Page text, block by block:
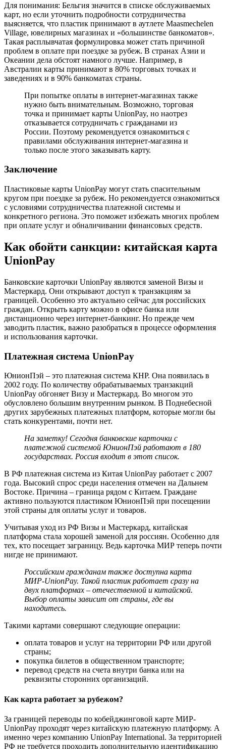
Для понимания: Бельгия значится в списке обслуживаемых
карт, но если уточнить подробности сотрудничества
выясняется, что пластик принимают в аутлете Maasmechelen
Village, ювелирных магазинах и «большинстве банкоматов».
Такая расплывчатая формулировка может стать причиной
проблем в оплате при поездке за рубеж. В странах Азии и
Океании дела обстоят намного лучше. Например, в
Австралии карты принимают в 80% торговых точках и
заведениях и в 90% банкоматах страны.
При попытке оплаты в интернет-магазинах также
нужно быть внимательным. Возможно, торговая
точка и принимает карты UnionPay, но наотрез
отказывается сотрудничать с гражданами из
России. Поэтому рекомендуется ознакомиться с
правилами обслуживания интернет-магазина и
только после этого заказывать карту.
Заключение
Пластиковые карты UnionPay могут стать спасительным
кругом при поездке за рубеж. Но рекомендуется ознакомиться
с условиями сотрудничества платежной системы и
конкретного региона. Это поможет избежать многих проблем
при оплате услуг и обналичивании финансовых средств.
Как обойти санкции: китайская карта
UnionPay
Банковские карточки UnionPay являются заменой Визы и
Мастеркард. Они открывают доступ к транзакциям за
границей. Особенно это актуально сейчас для российских
граждан. Открыть карту можно в офисе банка или
дистанционно через интернет-банкинг. Но прежде чем
заводить пластик, важно разобраться в процессе оформления
и использования карточки.
Платежная система UnionPay
ЮнионПэй – это платежная система КНР. Она появилась в
2002 году. По количеству обрабатываемых транзакций
UnionPay обгоняет Визу и Мастеркард. Во многом это
обусловлено большим внутренним рынком. В Поднебесной
других зарубежных платежных платформ, которые могли бы
стать конкурентами, почти нет.
На заметку! Сегодня банковские карточки с
платежной системой ЮнионПэй работают в 180
государствах. Россия входит в этот список.
В РФ платежная система из Китая UnionPay работает с 2007
года. Высокий спрос среди населения отмечен на Дальнем
Востоке. Причина – граница рядом с Китаем. Граждане
активно пользуются пластиком ЮнионПэй при посещении
этой страны для оплаты услуг и товаров.
Учитывая уход из РФ Визы и Мастеркард, китайская
платформа стала хорошей заменой для россиян. Особенно для
тех, кто посещает заграницу. Ведь карточка МИР теперь почти
нигде не принимают.
Российским гражданам также доступна карта
МИР-UnionPay. Такой пластик работает сразу на
двух платформах – отечественной и китайской.
Выбор оплаты зависит от страны, где вы
находитесь.
Такими картами совершают следующие операции:
оплата товаров и услуг на территории РФ или другой
страны;
покупка билетов в общественном транспорте;
перевод средств на счета внутри банка или на
реквизиты сторонних организаций.
Как карта работает за рубежом?
За границей переводы по кобейджинговой карте МИР-
UnionPay проходят через китайскую платежную платформу. А
именно через компанию UnionPay International. За территорией
РФ не требуется проходить дополнительную идентификацию